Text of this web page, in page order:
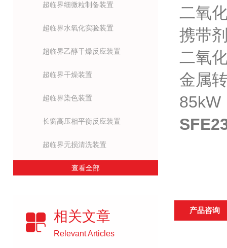
超临界细微粒制备装置
超临界水氧化实验装置
超临界乙醇干燥反应装置
超临界干燥装置
超临界染色装置
长窗高压相平衡反应装置
超临界无损清洗装置
查看全部
相关文章
Relevant Articles
二氧
携带
二氧
金属
85kW
产品咨询